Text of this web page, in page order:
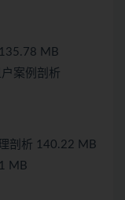
MB
案例剖析
剖析 140.22 MB
MB